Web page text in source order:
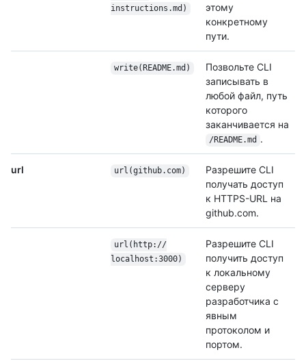
instructions.md)
этому
конкретному
пути.
write(README.md)
Позвольте CLI
записывать в
любой файл, путь
которого
заканчивается на
/README.md .
url url(github.com)
Разрешите CLI
получать доступ
к HTTPS-URL на
github.com.
url(http://
localhost:3000)
Разрешите CLI
получить доступ
к локальному
серверу
разработчика с
явным
протоколом и
портом.